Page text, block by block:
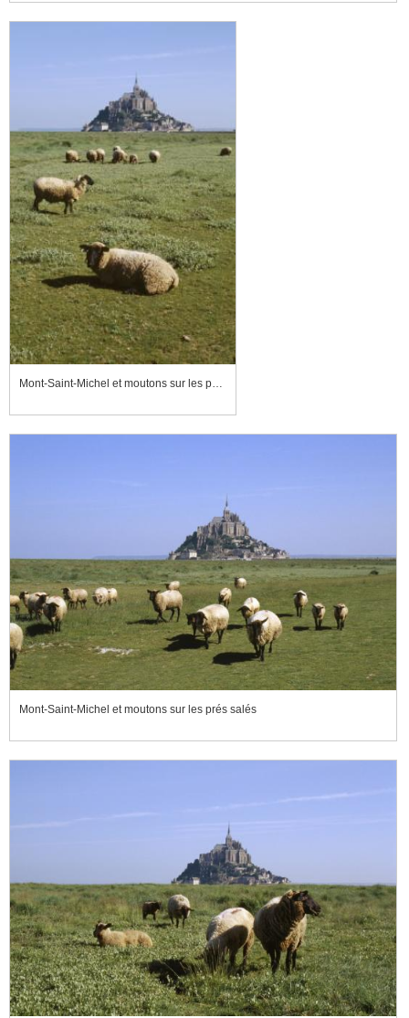
Mont-Saint-Michel et moutons sur les prés salés
Mont-Saint-Michel et moutons sur les prés salés